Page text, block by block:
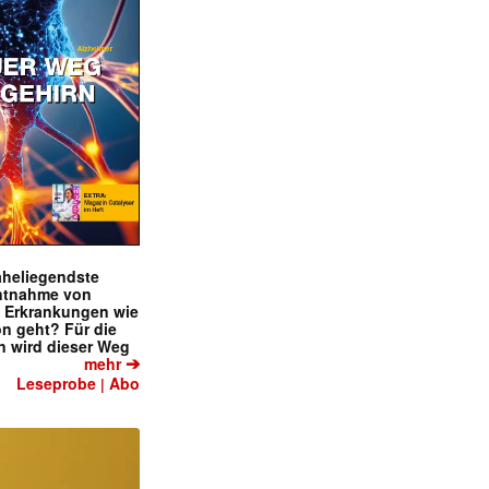
von
wie
geht? Für die
wird dieser Weg
mehr➔
Leseprobe |Abo